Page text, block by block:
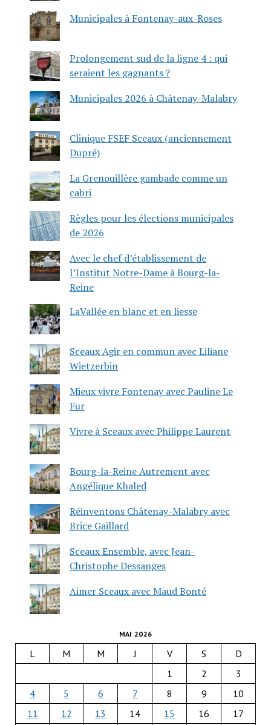
Municipales à Fontenay-aux-Roses
Prolongement sud de la ligne 4 : qui
seraient les gagnants ?
Municipales 2026 à Châtenay-Malabry
Clinique FSEF Sceaux (anciennement
Dupré)
La Grenouillère gambade comme un
cabri
Règles pour les élections municipales
de 2026
Avec le chef d’établissement de
l’Institut Notre-Dame à Bourg-la-
Reine
LaVallée en blanc et en liesse
Sceaux Agir en commun avec Liliane
Wietzerbin
Mieux vivre Fontenay avec Pauline Le
Fur
Vivre à Sceaux avec Philippe Laurent
Bourg-la-Reine Autrement avec
Angélique Khaled
Réinventons Châtenay-Malabry avec
Brice Gaillard
Sceaux Ensemble, avec Jean-
Christophe Dessanges
Aimer Sceaux avec Maud Bonté
MAI 2026
L M M J V S
D
1
2
3
4
5 6 7 8 9
10
11
12 13 14 15 16 17